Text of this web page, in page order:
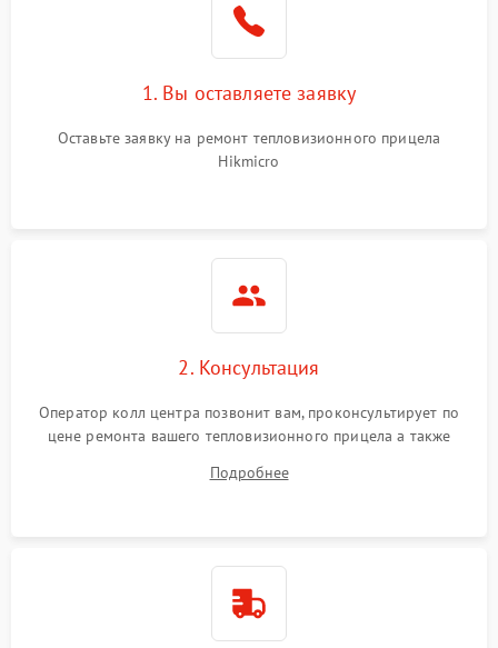
1. Вы оставляете заявку
Оставьте заявку на ремонт тепловизионного прицела
Hikmicro
2. Консультация
Оператор колл центра позвонит вам, проконсультирует по
цене ремонта вашего тепловизионного прицела а также
Подробнее